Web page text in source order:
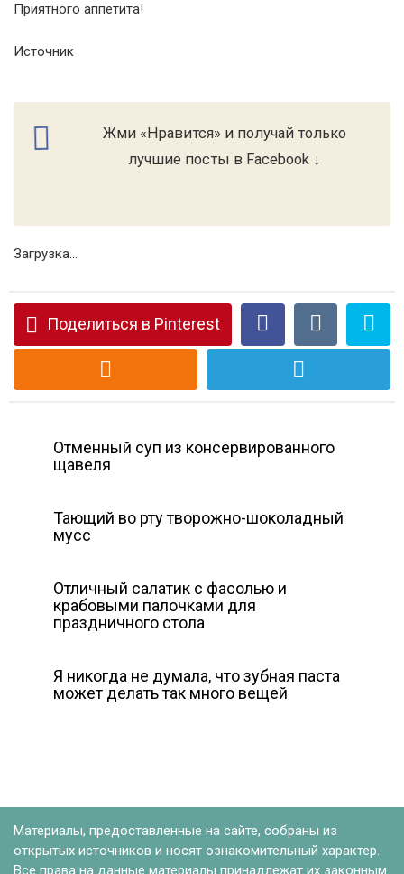
Приятного аппетита!
Источник
Жми «Нравится» и получай только
лучшие посты в Facebook ↓
Загрузка...
Поделиться в Pinterest
Отменный суп из консервированного
щавеля
Тающий во рту творожно-шоколадный
мусс
Отличный салатик с фасолью и
крабовыми палочками для
праздничного стола
Я никогда не думала, что зубная паста
может делать так много вещей
Материалы, предоставленные на сайте, собраны из
открытых источников и носят ознакомительный характер.
Все права на данные материалы принадлежат их законным